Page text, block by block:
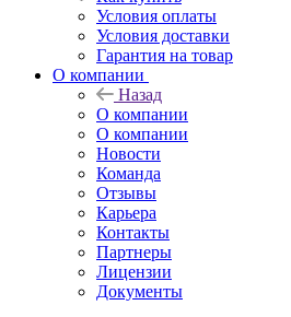
Условия оплаты
Условия доставки
Гарантия на товар
О компании
Назад
О компании
О компании
Новости
Команда
Отзывы
Карьера
Контакты
Партнеры
Лицензии
Документы